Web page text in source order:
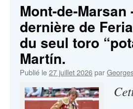
Mont-de-
dernière de
du seul toro
Martín.
Publié le27 juillet 2026par